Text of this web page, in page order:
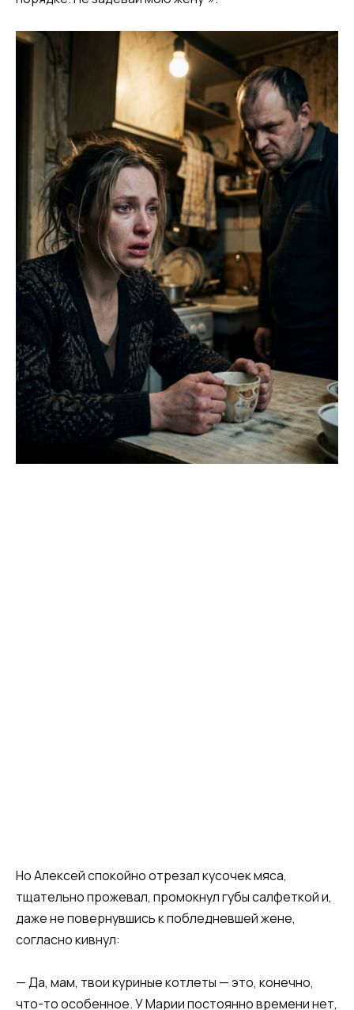
Но Алексей спокойно отрезал кусочек мяса,
тщательно прожевал, промокнул губы салфеткой и,
даже не повернувшись к побледневшей жене,
согласно кивнул:
— Да, мам, твои куриные котлеты — это, конечно,
что-то особенное. У Марии постоянно времени нет,